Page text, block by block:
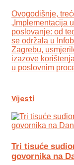
Ovogodišnje,
„Implementacija
poslovanje: od
se održala u
Zagrebu,
izazove
u poslovnim
Vijesti
Tri tisuće
govornika na